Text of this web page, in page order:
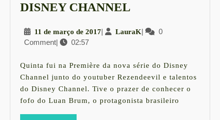
DISNEY CHANNEL
DE
COSTA
NA
PRÉ-
11 de março de 201711
de
2017
| LauraKLauraK
|
0
Comment| 02:57
Quinta fui na Première da nova série do Disney
Channel junto do youtuber Rezendeevil e talentos
do Disney Channel. Tive o prazer de conhecer o
fofo do Luan Brum, o protagonista brasileiro